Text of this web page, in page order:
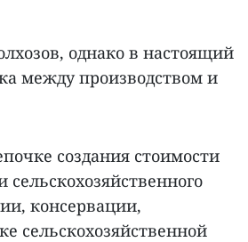
однако в настоящий
между производством и
создания стоимости
сельскохозяйственного
консервации,
сельскохозяйственной